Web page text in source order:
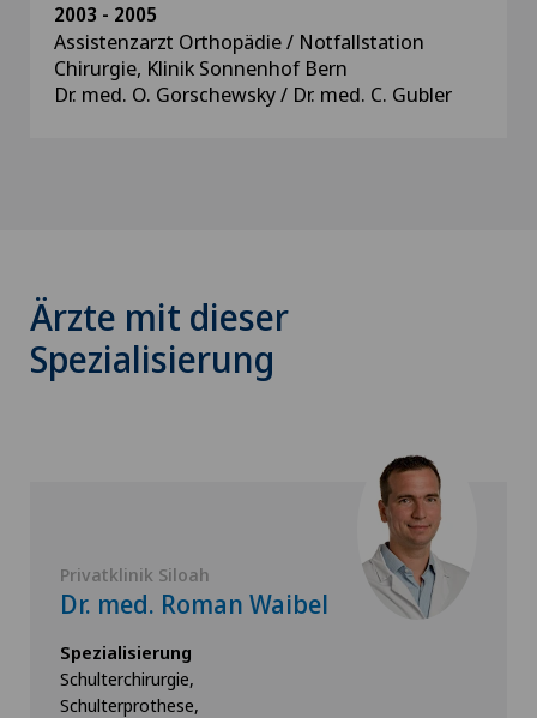
2003 - 2005
Assistenzarzt Orthopädie / Notfallstation
Chirurgie, Klinik Sonnenhof Bern
Dr. med. O. Gorschewsky / Dr. med. C. Gubler
Ärzte mit dieser
Spezialisierung
Privatklinik Siloah
Dr. med. Roman Waibel
Spezialisierung
Schulterchirurgie,
Schulterprothese,